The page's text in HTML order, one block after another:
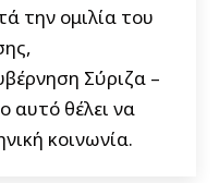
την ομιλία του
Σύριζα –
αυτό θέλει να
κοινωνία.